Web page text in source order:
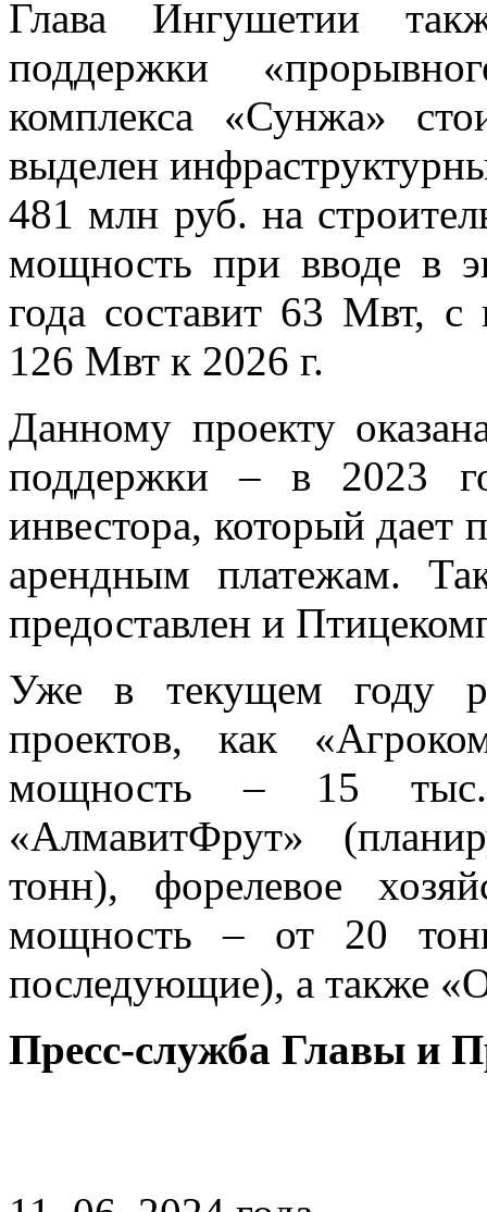
Глава Ингушетии
поддержки
комплекса «Сунжа»
выделен
481 млн руб. на
мощность при вводе в
года составит 63 Мвт,
126 Мвт к 2026 г.
Данному проекту
поддержки – в 2023
инвестора, который дает
арендным платежам.
предоставлен и
Уже в текущем году
проектов, как
мощность – 15 тыс.
«АлмавитФрут»
тонн), форелевое
мощность – от 20
последующие), а также
Пресс-служба Главы и